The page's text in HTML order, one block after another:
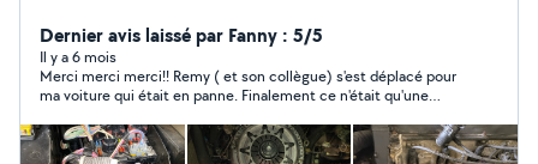
m'appeler pour un projet de modification ou rénovation
de votre installation électrique, je réalise des devis
gratuitement dans toute la Charente et rapidement ! Au
plaisir de vous lire.
Dernier avis laissé par Fanny : 5/5
Il y a 6 mois
Merci merci merci!! Remy ( et son collègue) s'est déplacé pour
ma voiture qui était en panne. Finalement ce n'était qu'une
à en remettre :) ) Ne pouvant pas me déplacer, ils sont allés
me chercher du carburant. Je recommande 1000 fois!